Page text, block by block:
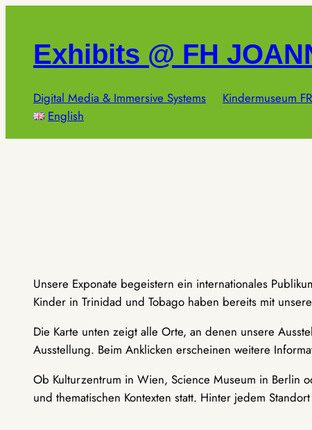
springenExhibits @ FH
Digital Media & Immersive Systems Kindermuseum
English
Unsere Exponate begeistern ein internationales
Kinder in Trinidad und Tobago haben bereits mit
Die Karte unten zeigt alle Orte, an denen unsere
Ausstellung. Beim Anklicken erscheinen weitere
Ob Kulturzentrum in Wien, Science Museum in Berlin
und thematischen Kontexten statt. Hinter jedem